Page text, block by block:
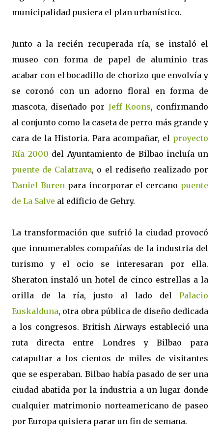
municipalidad pusiera el plan urbanístico.
Junto a la recién recuperada ría, se instaló el
museo con forma de papel de aluminio tras
acabar con el bocadillo de chorizo que envolvía y
se coronó con un adorno floral en forma de
mascota, diseñado por Jeff Koons, confirmando
al conjunto como la caseta de perro más grande y
cara de la Historia. Para acompañar, el proyecto
Ría 2000 del Ayuntamiento de Bilbao incluía un
puente de Calatrava, o el rediseño realizado por
Daniel Burenpara incorporar el cercano puente
de La Salve al edificio de Gehry.
La transformación que sufrió la ciudad provocó
que innumerables compañías de la industria del
turismo y el ocio se interesaran por ella.
Sheraton instaló un hotel de cinco estrellas a la
orilla de la ría, justo al lado del Palacio
Euskalduna, otra obra pública de diseño dedicada
a los congresos. British Airways estableció una
ruta directa entre Londres y Bilbao para
catapultar a los cientos de miles de visitantes
que se esperaban. Bilbao había pasado de ser una
ciudad abatida por la industria a un lugar donde
cualquier matrimonio norteamericano de paseo
por Europa quisiera parar un fin de semana.